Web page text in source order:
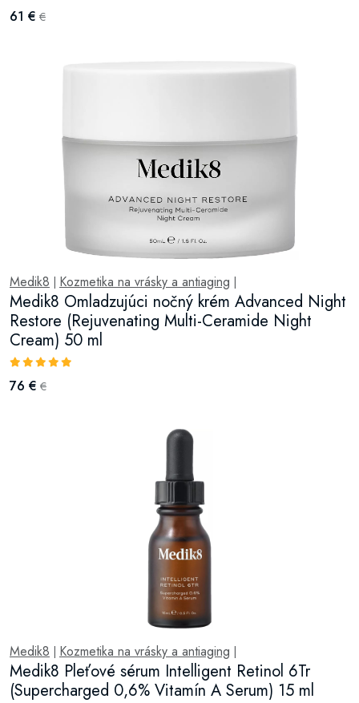
61 € €
Medik8 Kozmetika na vrásky a antiaging
Medik8 Omladzujúci nočný krém Advanced Night
Restore (Rejuvenating Multi-Ceramide Night
Cream) 50 ml
76 € €
Medik8 Kozmetika na vrásky a antiaging
Medik8 Pleťové sérum Intelligent Retinol 6Tr
(Supercharged 0,6% Vitamín A Serum) 15 ml